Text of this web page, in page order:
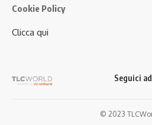
Cookie Policy
Clicca qui
Seguici
© 2023